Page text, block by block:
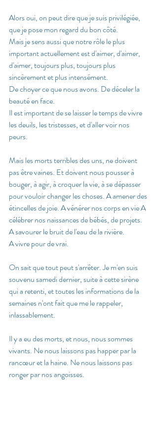
Alors oui, on peut dire que je suis privilégiée,
que je pose mon regard du bon côté.
Mais je sens aussi que notre rôle le plus
important actuellement est d'aimer, d'aimer,
d'aimer, toujours plus, toujours plus
sincèrement et plus intensément.
De choyer ce que nous avons. De déceler la
beauté en face.
Il est important de se laisser le temps de vivre
les deuils, les tristesses, et d'aller voir nos
peurs.
Mais les morts terribles des uns, ne doivent
pas être vaines. Et doivent nous pousser à
bouger, à agir, à croquer la vie, à se dépasser
pour vouloir changer les choses. A amener des
étincelles de joie. A vénérer nos corps en vie A
célébrer nos naissances de bébés, de projets.
A savourer le bruit de l'eau de la rivière.
A vivre pour de vrai.
On sait que tout peut s'arrêter. Je m'en suis
souvenu samedi dernier, suite à cette sirène
qui a retenti, et toutes les informations de la
semaines n'ont fait que me le rappeler,
inlassablement.
Il y a eu des morts, et nous, nous sommes
vivants. Ne nous laissons pas happer par la
rancœur et la haine. Ne nous laissons pas
ronger par nos angoisses.